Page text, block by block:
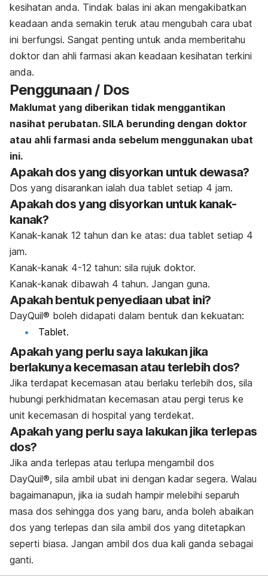
kesihatan anda. Tindak balas ini akan mengakibatkan
keadaan anda semakin teruk atau mengubah cara ubat
ini berfungsi. Sangat penting untuk anda memberitahu
doktor dan ahli farmasi akan keadaan kesihatan terkini
anda.
Penggunaan / Dos
Maklumat yang diberikan tidak menggantikan
nasihat perubatan. SILA berunding dengan doktor
atau ahli farmasi anda sebelum menggunakan ubat
ini.
Apakah dos yang disyorkan untuk dewasa?
Dos yang disarankan ialah dua tablet setiap 4 jam.
Apakah dos yang disyorkan untuk kanak-
kanak?
Kanak-kanak 12 tahun dan ke atas: dua tablet setiap 4
jam.
Kanak-kanak 4-12 tahun: sila rujuk doktor.
Kanak-kanak dibawah 4 tahun. Jangan guna.
Apakah bentuk penyediaan ubat ini?
DayQuil® boleh didapati dalam bentuk dan kekuatan:
Tablet.
Apakah yang perlu saya lakukan jika
berlakunya kecemasan atau terlebih dos?
Jika terdapat kecemasan atau berlaku terlebih dos, sila
hubungi perkhidmatan kecemasan atau pergi terus ke
unit kecemasan di hospital yang terdekat.
Apakah yang perlu saya lakukan jika terlepas
dos?
Jika anda terlepas atau terlupa mengambil dos
DayQuil®, sila ambil ubat ini dengan kadar segera. Walau
bagaimanapun, jika ia sudah hampir melebihi separuh
masa dos sehingga dos yang baru, anda boleh abaikan
dos yang terlepas dan sila ambil dos yang ditetapkan
seperti biasa. Jangan ambil dos dua kali ganda sebagai
ganti.